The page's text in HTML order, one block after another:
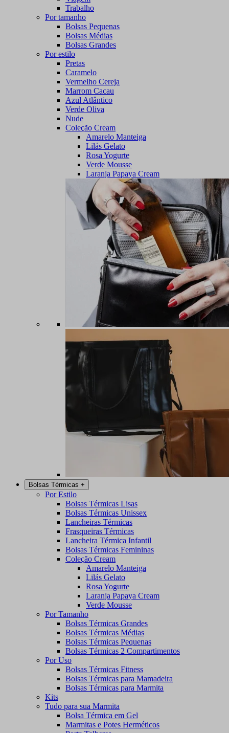
Trabalho
Por tamanho
Bolsas Pequenas
Bolsas Médias
Bolsas Grandes
Por estilo
Pretas
Caramelo
Vermelho Cereja
Marrom Cacau
Azul Atlântico
Verde Oliva
Nude
Coleção Cream
Amarelo Manteiga
Lilás Gelato
Rosa Yogurte
Verde Mousse
Laranja Papaya Cream
Bolsas Térmicas +
Por Estilo
Bolsas Térmicas Lisas
Bolsas Térmicas Unissex
Lancheiras Térmicas
Frasqueiras Térmicas
Lancheira Térmica Infantil
Bolsas Térmicas Femininas
Coleção Cream
Amarelo Manteiga
Lilás Gelato
Rosa Yogurte
Laranja Papaya Cream
Verde Mousse
Por Tamanho
Bolsas Térmicas Grandes
Bolsas Térmicas Médias
Bolsas Térmicas Pequenas
Bolsas Térmicas 2 Compartimentos
Por Uso
Bolsas Térmicas Fitness
Bolsas Térmicas para Mamadeira
Bolsas Térmicas para Marmita
Kits
Tudo para sua Marmita
Bolsa Térmica em Gel
Marmitas e Potes Herméticos